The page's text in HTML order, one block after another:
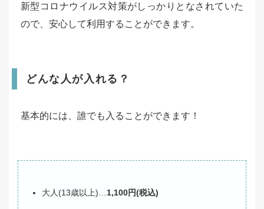
新型コロナウイルス対策がしっかりとなされていた
ので、安心して利用することができます。
どんな人が入れる？
基本的には、誰でも入ることができます！
大人(13歳以上)… 1,100円(税込)